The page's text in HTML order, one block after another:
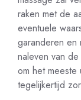
raken met de
eventuele
garanderen en
naleven van
om het meeste
tegelijkertijd